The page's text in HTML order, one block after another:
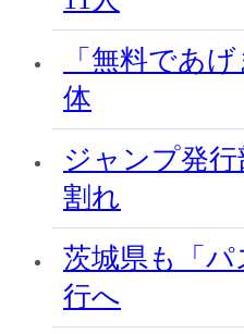
「無料であ
体
ジャンプ発
割れ
茨城県も「
行へ